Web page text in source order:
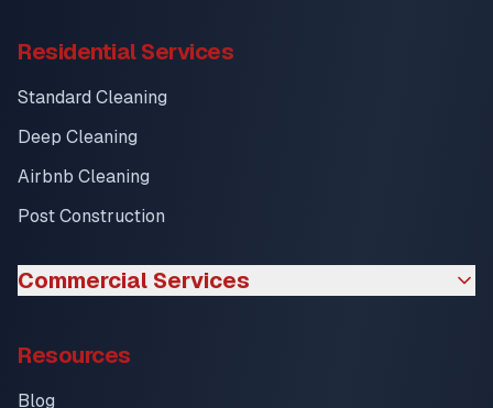
Residential Services
Standard Cleaning
Deep Cleaning
Airbnb Cleaning
Post Construction
Commercial Services
Resources
Blog